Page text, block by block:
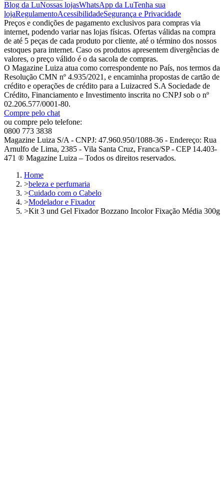
Blog da LuNossas lojasWhatsApp da LuTenha sua
lojaRegulamentoAcessibilidadeSegurança e Privacidade
Preços e condições de pagamento exclusivos para compras via
internet, podendo variar nas lojas físicas. Ofertas válidas na compra
de até 5 peças de cada produto por cliente, até o término dos nossos
estoques para internet. Caso os produtos apresentem divergências de
valores, o preço válido é o da sacola de compras.
O Magazine Luiza atua como correspondente no País, nos termos da
Resolução CMN nº 4.935/2021, e encaminha propostas de cartão de
crédito e operações de crédito para a Luizacred S.A Sociedade de
Crédito, Financiamento e Investimento inscrita no CNPJ sob o nº
02.206.577/0001-80.
Compre pelo chat
ou compre pelo telefone:
0800 773 3838
Magazine Luiza S/A - CNPJ: 47.960.950/1088-36 - Endereço: Rua
Arnulfo de Lima, 2385 - Vila Santa Cruz, Franca/SP - CEP 14.403-
471 ® Magazine Luiza – Todos os direitos reservados.
Home
>beleza e perfumaria
>Cuidado com o Cabelo
>Modelador e Fixador
>Kit 3 und Gel Fixador Bozzano Incolor Fixação Média 300g